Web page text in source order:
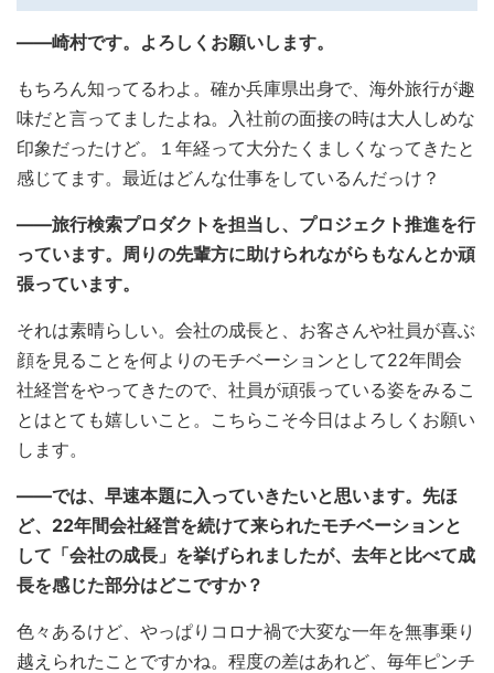
――崎村です。よろしくお願いします。
もちろん知ってるわよ。確か兵庫県出身で、海外旅行が趣
味だと言ってましたよね。入社前の面接の時は大人しめな
印象だったけど。１年経って大分たくましくなってきたと
感じてます。最近はどんな仕事をしているんだっけ？
――旅行検索プロダクトを担当し、プロジェクト推進を行
っています。周りの先輩方に助けられながらもなんとか頑
張っています。
それは素晴らしい。会社の成長と、お客さんや社員が喜ぶ
顔を見ることを何よりのモチベーションとして22年間会
社経営をやってきたので、社員が頑張っている姿をみるこ
とはとても嬉しいこと。こちらこそ今日はよろしくお願い
します。
――では、早速本題に入っていきたいと思います。先ほ
ど、22年間会社経営を続けて来られたモチベーションと
して「会社の成長」を挙げられましたが、去年と比べて成
長を感じた部分はどこですか？
色々あるけど、やっぱりコロナ禍で大変な一年を無事乗り
越えられたことですかね。程度の差はあれど、毎年ピンチ